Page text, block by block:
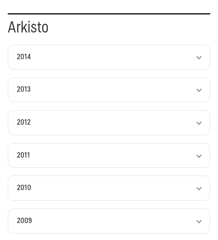
Arkisto
2014
2013
2012
2011
2010
2009